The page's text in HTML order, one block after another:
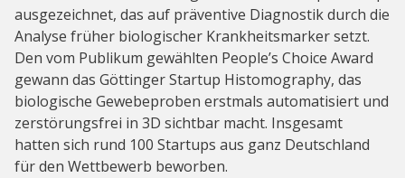
ausgezeichnet, das auf präventive Diagnostik durch die
Analyse früher biologischer Krankheitsmarker setzt.
Den vom Publikum gewählten People’s Choice Award
gewann das Göttinger Startup Histomography, das
biologische Gewebeproben erstmals automatisiert und
zerstörungsfrei in 3D sichtbar macht. Insgesamt
hatten sich rund 100 Startups aus ganz Deutschland
für den Wettbewerb beworben.